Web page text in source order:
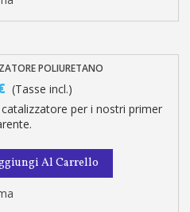
POLIURETANO
(Tasse incl.)
per i nostri primer
Al Carrello